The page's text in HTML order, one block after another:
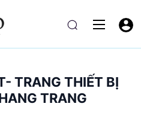
TRANG THIẾT BỊ
TRANG